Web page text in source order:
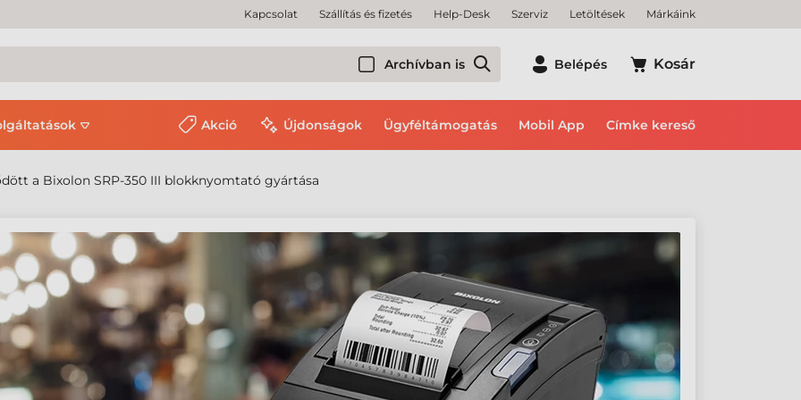
Kapcsolat Szállítás és fizetés Help-Desk Szerviz Letöltések Márkáink
Archívban is Belépés Kosár
Akció Újdonságok Ügyféltámogatás Mobil App Címke kereső
a Bixolon SRP-350 III blokknyomtató gyártása